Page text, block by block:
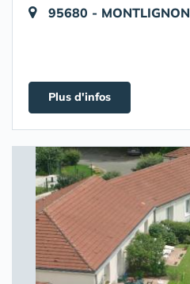
95680 - MONTLIGNON
Plus d'infos